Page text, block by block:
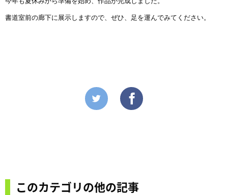
書道室前の廊下に展示しますので、ぜひ、足を運んでみてください。
このカテゴリの他の記事